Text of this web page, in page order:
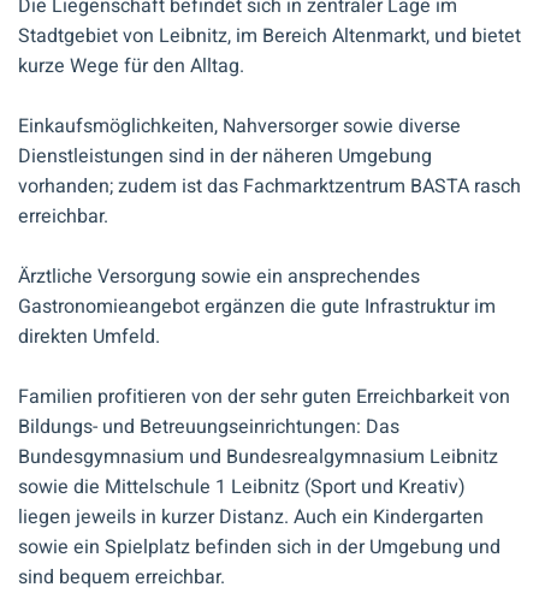
Die Liegenschaft befindet sich in zentraler Lage im
Stadtgebiet von Leibnitz, im Bereich Altenmarkt, und bietet
kurze Wege für den Alltag.
Einkaufsmöglichkeiten, Nahversorger sowie diverse
Dienstleistungen sind in der näheren Umgebung
vorhanden; zudem ist das Fachmarktzentrum BASTA rasch
erreichbar.
Ärztliche Versorgung sowie ein ansprechendes
Gastronomieangebot ergänzen die gute Infrastruktur im
direkten Umfeld.
Familien profitieren von der sehr guten Erreichbarkeit von
Bildungs- und Betreuungseinrichtungen: Das
Bundesgymnasium und Bundesrealgymnasium Leibnitz
sowie die Mittelschule 1 Leibnitz (Sport und Kreativ)
liegen jeweils in kurzer Distanz. Auch ein Kindergarten
sowie ein Spielplatz befinden sich in der Umgebung und
sind bequem erreichbar.